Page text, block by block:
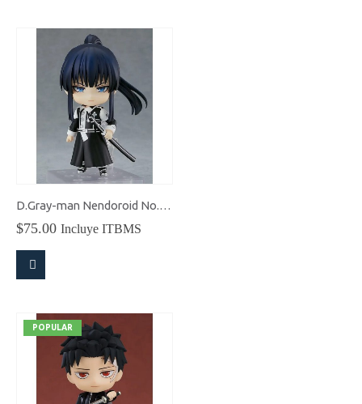
D.Gray-man Nendoroid No.1809 Yu Kanda
$75.00 Incluye ITBMS
POPULAR